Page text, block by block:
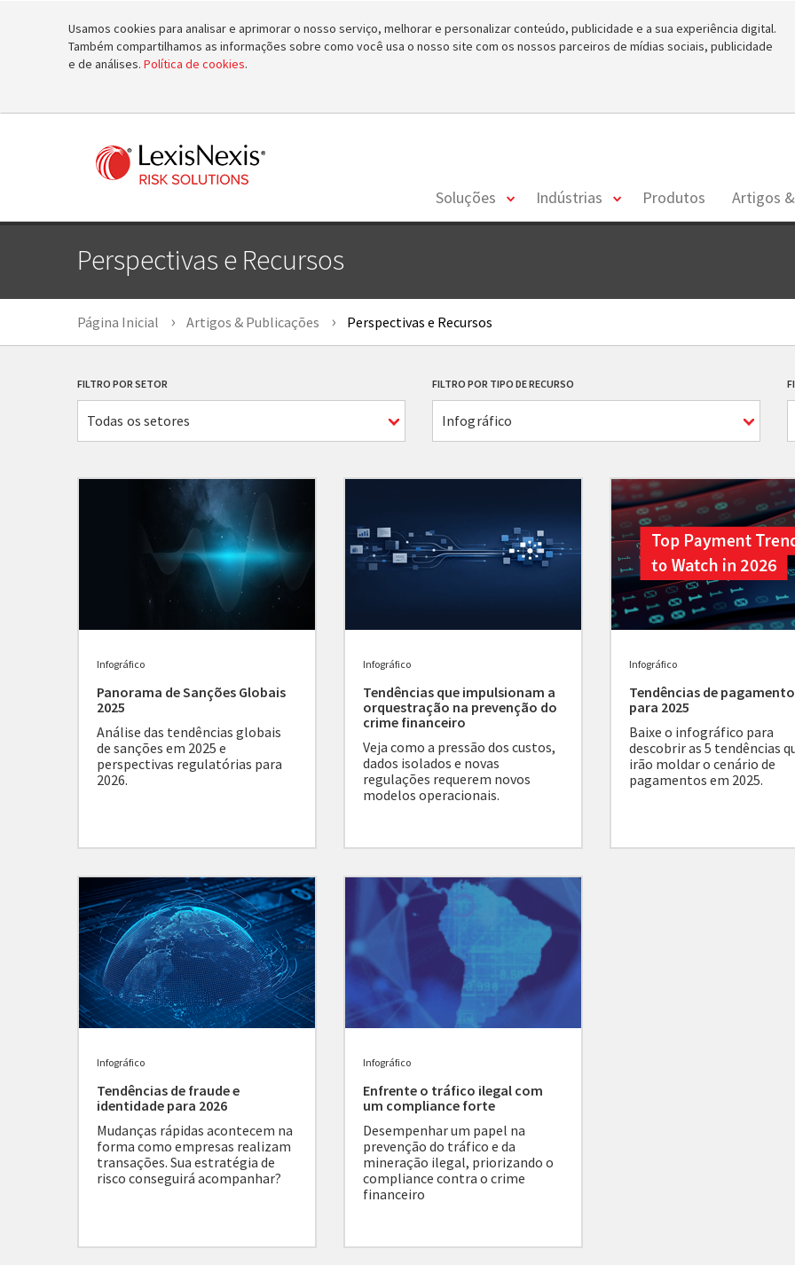
Usamos cookies para analisar e aprimorar o nosso serviço, melhorar e personalizar conteúdo, publicidade e a sua experiência digital.
Também compartilhamos as informações sobre como você usa o nosso site com os nossos parceiros de mídias sociais, publicidade
e de análises. Política de cookies.
Soluções
toggleIndústrias
toggleProdutos Artigos
Perspectivas e Recursos
Página Inicial Artigos & Publicações Perspectivas e Recursos
FILTRO POR SETOR
Todas os setores
FILTRO POR TIPO DE RECURSO
Infográfico
Infográfico
Panorama de Sanções Globais
2025
Análise das tendências globais
de sanções em 2025 e
perspectivas regulatórias para
2026.
Infográfico
Tendências que impulsionam a
orquestração na prevenção do
crime financeiro
Veja como a pressão dos custos,
dados isolados e novas
regulações requerem novos
modelos operacionais.
Infográfico
Tendências de
para 2025
Baixe o infográfico para
descobrir as 5 tendências
irão moldar o cenário de
pagamentos em 2025.
Infográfico
Tendências de fraude e
identidade para 2026
Mudanças rápidas acontecem na
forma como empresas realizam
transações. Sua estratégia de
risco conseguirá acompanhar?
Infográfico
Enfrente o tráfico ilegal com
um compliance forte
Desempenhar um papel na
prevenção do tráfico e da
mineração ilegal, priorizando o
compliance contra o crime
financeiro